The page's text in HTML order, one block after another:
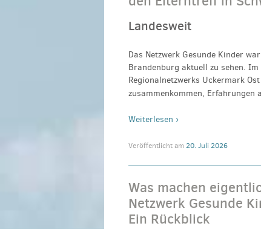
Landesweit
Das Netzwerk Gesunde Kinder
Brandenburg aktuell zu sehen.
Regionalnetzwerks Uckermark
zusammenkommen, Erfahrungen
Weiterlesen ›
Veröffentlicht am 20. Juli 2026
Was machen
Netzwerk Gesunde
Ein Rückblick